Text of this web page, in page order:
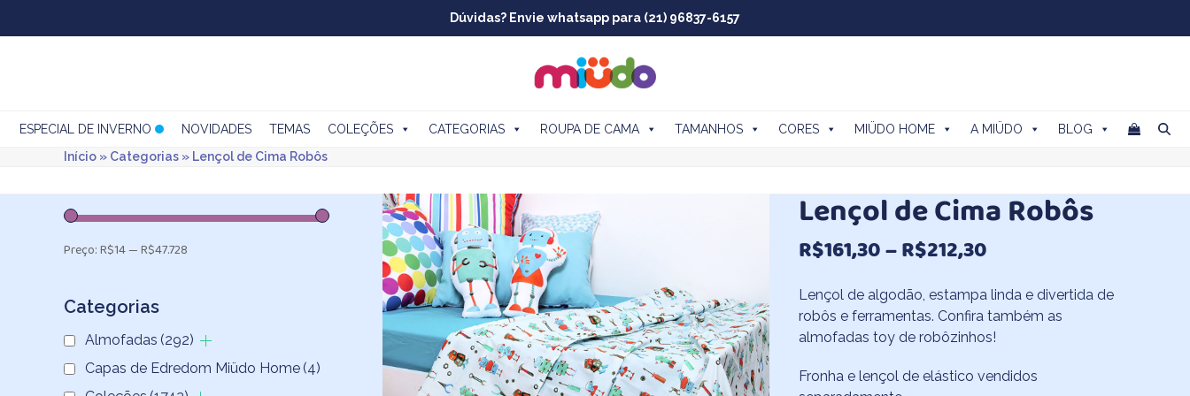
Dúvidas? Envie whatsapp para (21) 96837-6157
ESPECIAL DE INVERNO NOVIDADES TEMAS COLEÇÕES CATEGORIAS ROUPA DE CAMA TAMANHOS CORES MIÜDO HOME A MIÜDO
BLOG
Início » Categorias » Lençol de Cima Robôs
Lençol de Cima Robôs
R$161,30–R$212,30
de
preço:
R$161,30
através
Lençol de algodão, estampa linda e divertida de
robôs e ferramentas. Confira também as
almofadas toy de robôzinhos!
Fronha e lençol de elástico vendidos
Preço:R$14—R$47.728
Categorias
Almofadas (292)
Capas de Edredom Miüdo Home (4)